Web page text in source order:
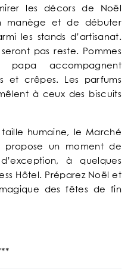
les décors de Noël
manège et de débuter
les stands d’artisanat.
pas reste. Pommes
accompagnent
et crêpes. Les parfums
à ceux des biscuits
humaine, le Marché
propose un moment de
à quelques
Hôtel. Préparez Noël et
des fêtes de fin